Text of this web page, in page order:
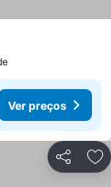
preços
Ver preços
Partilhar